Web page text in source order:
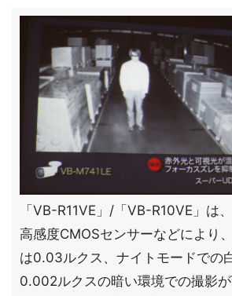
「VB-R11VE」/「VB-R10VE」は
高感度CMOSセンサーなどにより
は0.03ルクス、ナイトモードでの
0.002ルクスの暗い環境での撮影